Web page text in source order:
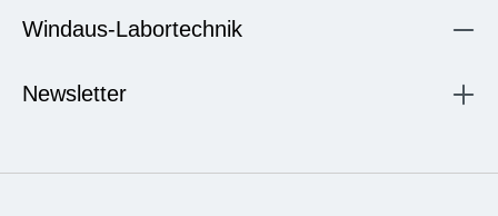
Windaus-Labortechnik
Newsletter